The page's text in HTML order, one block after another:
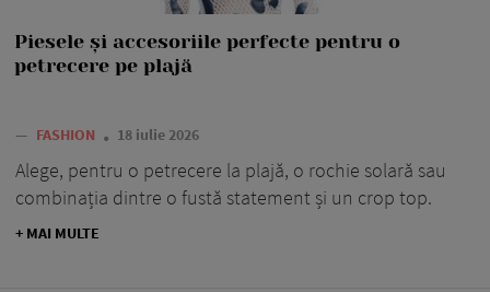
Piesele și accesoriile perfecte pentru o
petrecere pe plajă
— FASHION 18 iulie 2026
Alege, pentru o petrecere la plajă, o rochie solară sau
combinația dintre o fustă statement și un crop top.
+ MAI MULTE